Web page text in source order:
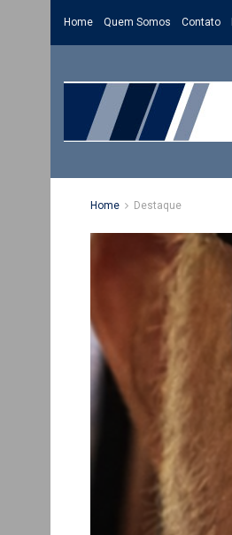
Home Quem Somos Contato
Home Destaque